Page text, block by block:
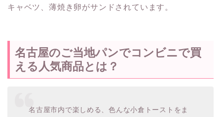
キャベツ、薄焼き卵がサンドされています。
名古屋のご当地パンでコンビニで買
える人気商品とは？
名古屋市内で楽しめる、色んな小倉トーストをま